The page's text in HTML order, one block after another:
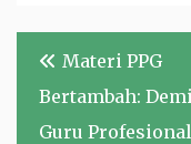
Navigasi
pos
Materi PPG
Bertambah:
Guru Profesional